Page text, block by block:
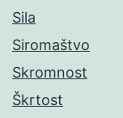
Sila
Siromaštvo
Skromnost
Škrtost